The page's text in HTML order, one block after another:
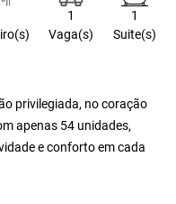
1
Vaga(s)
1
Suite(s)
privilegiada, no coração
apenas 54 unidades,
e conforto em cada